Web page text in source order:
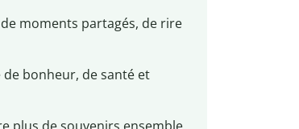
moments partagés, de rire
bonheur, de santé et